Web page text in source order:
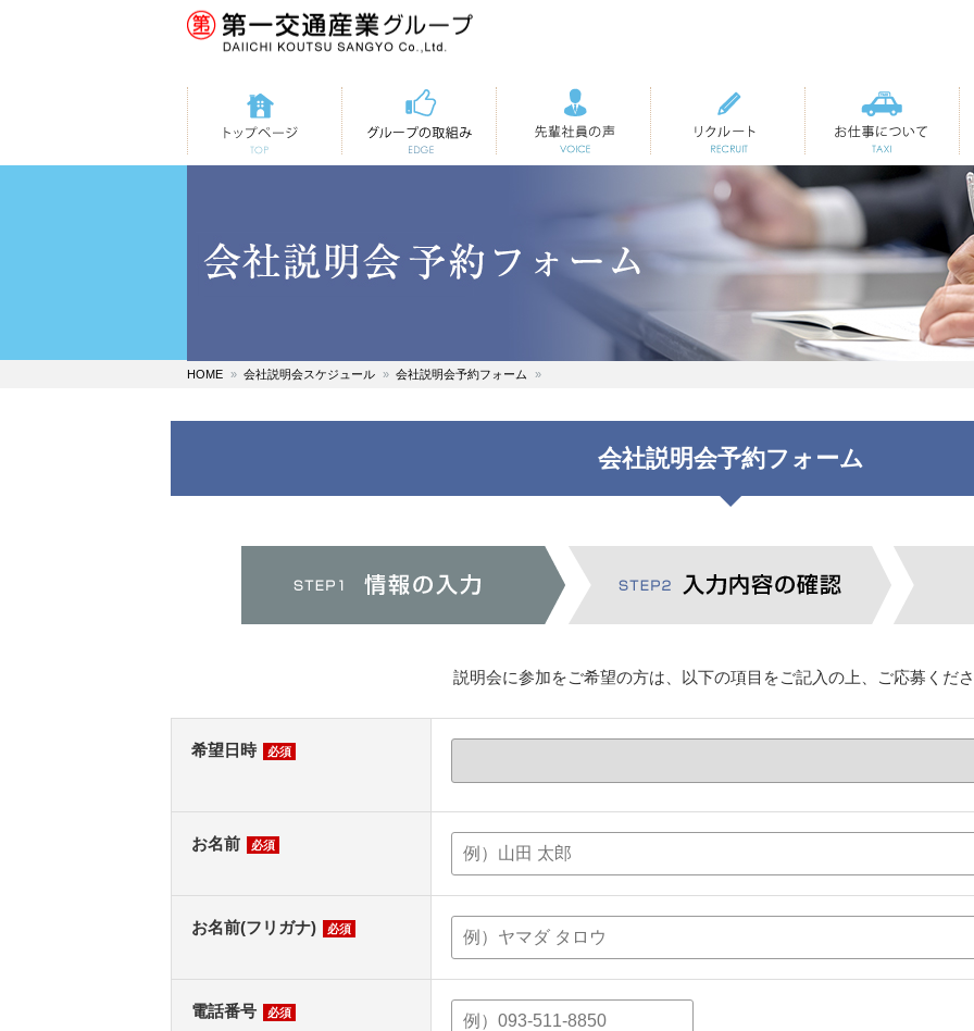
トップページ 第一交通の取組み 先輩社員の声 リクルート お仕事について
HOME 会社説明会スケジュール 会社説明会予約フォーム
会社説明会予約フォーム
説明会に参加をご希望の方は、以下の項目をご記入の上、ご応募くだ
希望日時 必須
お名前 必須
お名前(フリガナ) 必須
電話番号 必須